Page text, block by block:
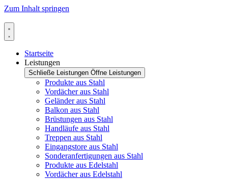
Zum Inhalt springen
Startseite
Leistungen
Schließe Leistungen Öffne Leistungen
Produkte aus Stahl
Vordächer aus Stahl
Geländer aus Stahl
Balkon aus Stahl
Brüstungen aus Stahl
Handläufe aus Stahl
Treppen aus Stahl
Eingangstore aus Stahl
Sonderanfertigungen aus Stahl
Produkte aus Edelstahl
Vordächer aus Edelstahl